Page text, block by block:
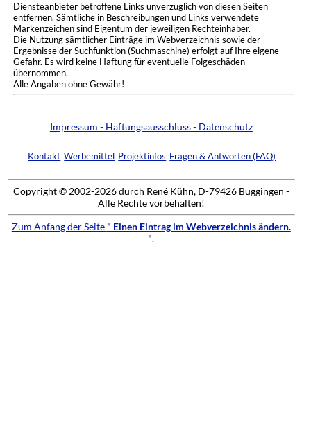
Diensteanbieter betroffene Links unverzüglich von diesen Seiten
entfernen. Sämtliche in Beschreibungen und Links verwendete
Markenzeichen sind Eigentum der jeweiligen Rechteinhaber.
Die Nutzung sämtlicher Einträge im Webverzeichnis sowie der
Ergebnisse der Suchfunktion (Suchmaschine) erfolgt auf Ihre eigene
Gefahr. Es wird keine Haftung für eventuelle Folgeschäden
übernommen.
Alle Angaben ohne Gewähr!
Impressum - Haftungsausschluss - Datenschutz
Kontakt Werbemittel Projektinfos Fragen & Antworten (FAQ)
Copyright © 2002-2026 durch René Kühn, D-79426 Buggingen -
Alle Rechte vorbehalten!
Zum Anfang der Seite " Einen Eintrag im Webverzeichnis ändern.
".